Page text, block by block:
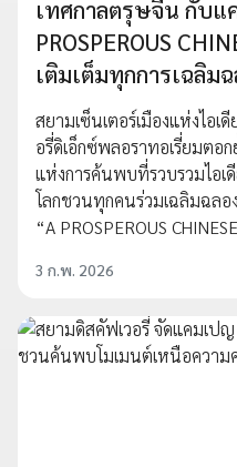
เทศกาลตรุษจีน กับแ
PROSPEROUS
เติมเต็มทุกการเฉลิม
สยามเซ็นเตอร์เมืองแห่งไอ
อรี่ดิเอ็กซ์พลอราทอเรี่ยมตอ
แห่งการค้นพบที่รวบรวมไอเ
โลกชวนทุกคนร่วมเฉลิมฉล
“A PROSPEROUS
3 ก.พ. 2026